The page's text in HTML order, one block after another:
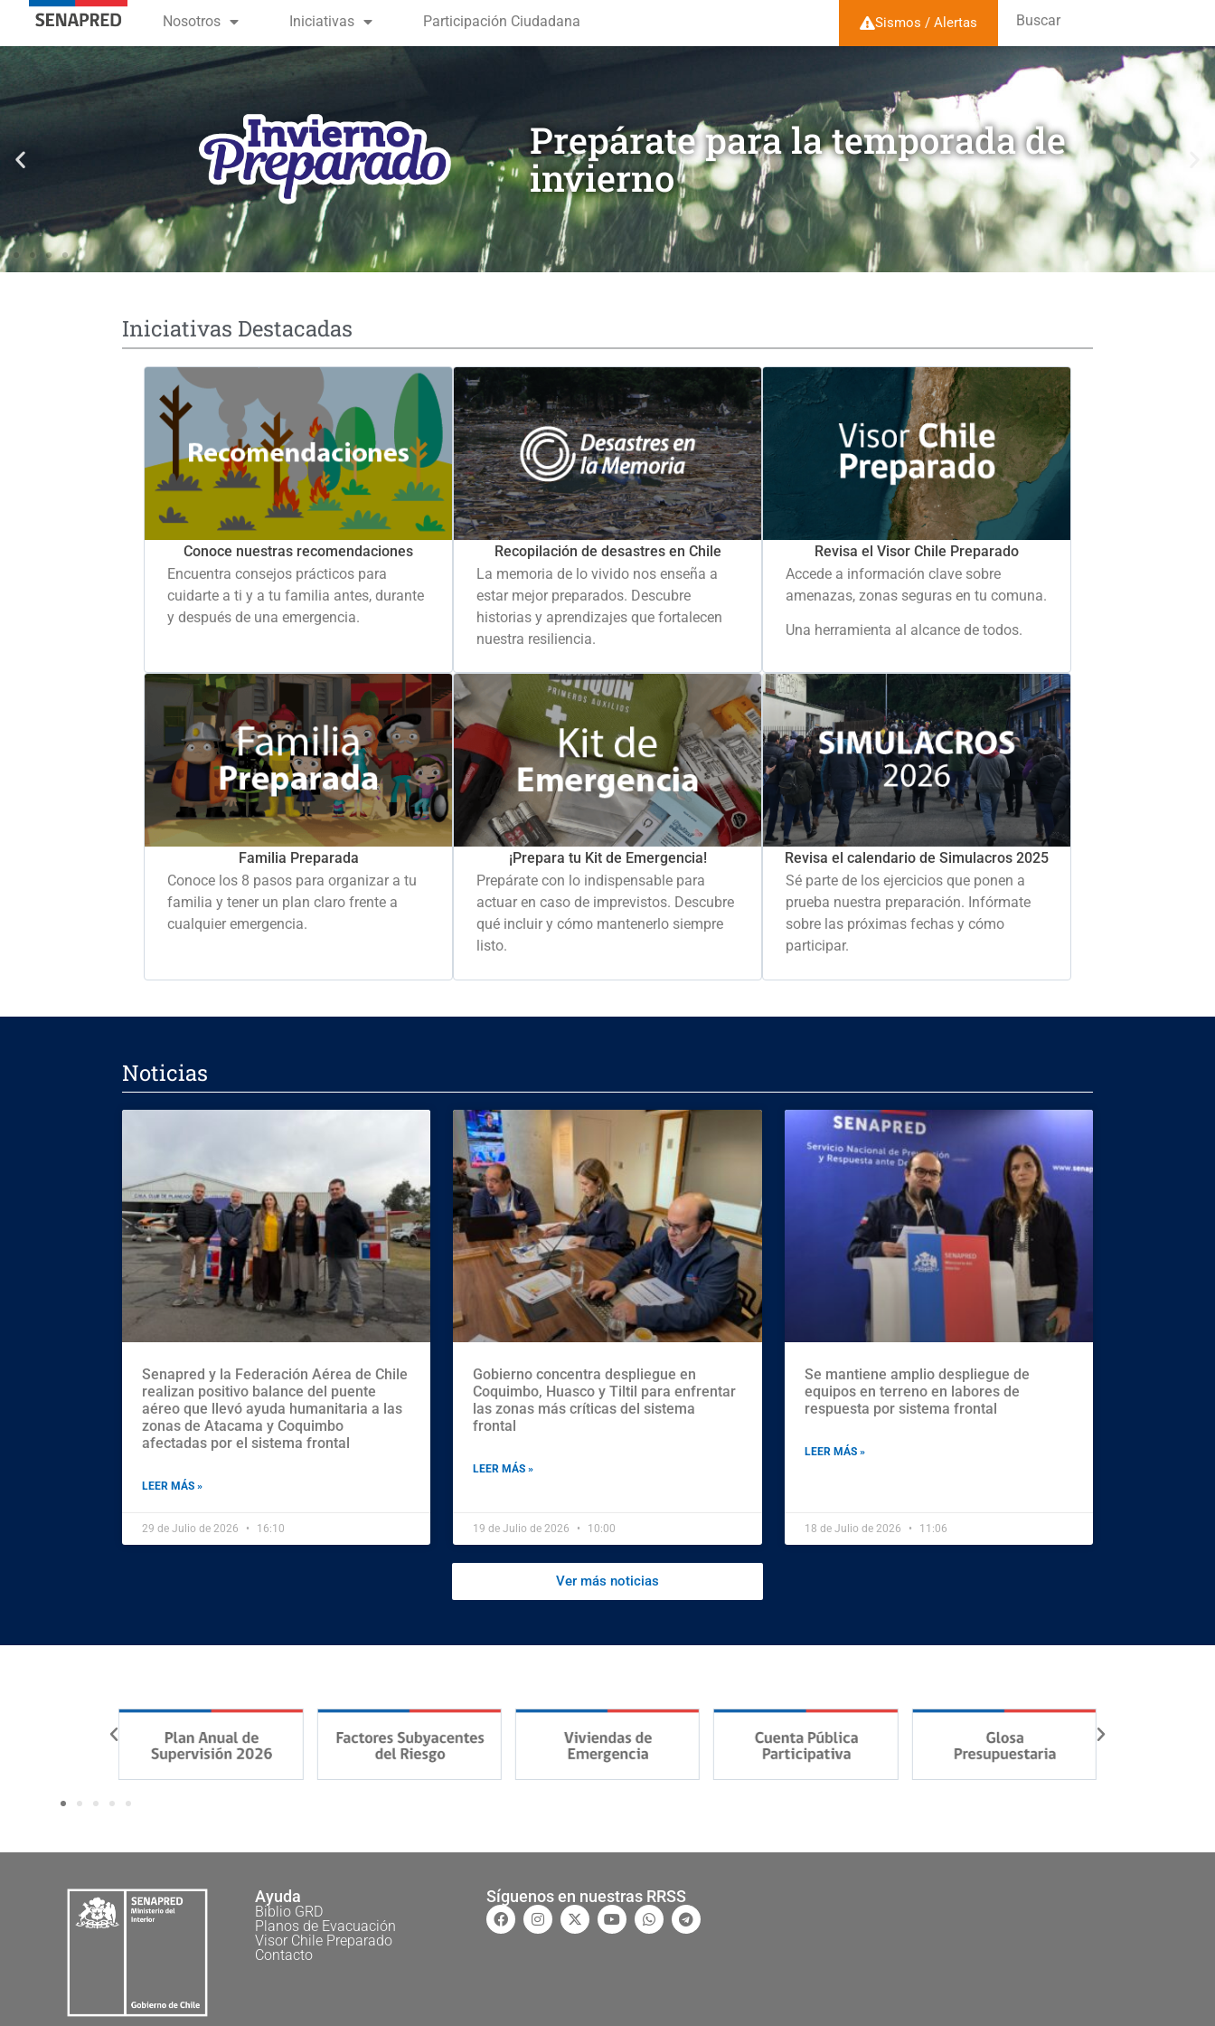
contenido
Nosotros Iniciativas Participación Ciudadana Sismos / Alertas Buscar
Prepárate para la temporada de
invierno
Iniciativas Destacadas
Conoce nuestras recomendaciones
Encuentra consejos prácticos para
cuidarte a ti y a tu familia antes, durante
y después de una emergencia.
Recopilación de desastres en Chile
La memoria de lo vivido nos enseña a
estar mejor preparados. Descubre
historias y aprendizajes que fortalecen
nuestra resiliencia.
Revisa el Visor Chile Preparado
Accede a información clave sobre
amenazas, zonas seguras en tu comuna.
Una herramienta al alcance de todos.
Familia Preparada
Conoce los 8 pasos para organizar a tu
familia y tener un plan claro frente a
cualquier emergencia.
¡Prepara tu Kit de Emergencia!
Prepárate con lo indispensable para
actuar en caso de imprevistos. Descubre
qué incluir y cómo mantenerlo siempre
listo.
Revisa el calendario de Simulacros 2025
Sé parte de los ejercicios que ponen a
prueba nuestra preparación. Infórmate
sobre las próximas fechas y cómo
participar.
Noticias
Senapred y la Federación Aérea de Chile
realizan positivo balance del puente
aéreo que llevó ayuda humanitaria a las
zonas de Atacama y Coquimbo
afectadas por el sistema frontal
LEER MÁS »
29 de Julio de 2026 16:10
Gobierno concentra despliegue en
Coquimbo, Huasco y Tiltil para enfrentar
las zonas más críticas del sistema
frontal
LEER MÁS »
19 de Julio de 2026 10:00
Se mantiene amplio despliegue de
equipos en terreno en labores de
respuesta por sistema frontal
LEER MÁS »
18 de Julio de 2026 11:06
Ver más noticias
Ayuda
Biblio GRD
Planos de Evacuación
Visor Chile Preparado
Contacto
Síguenos en nuestras RRSS